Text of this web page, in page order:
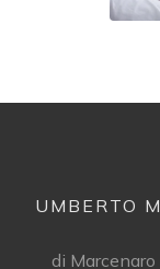
UMBERTO
di